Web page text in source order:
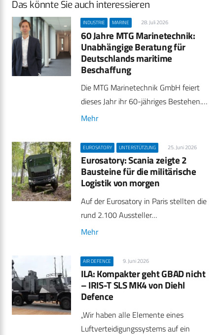
Das könnte Sie auch interessieren
INDUSTRIE MARINE 28. Juli 2026
60 Jahre MTG Marinetechnik:
Unabhängige Beratung für
Deutschlands maritime
Beschaffung
Die MTG Marinetechnik GmbH feiert
dieses Jahr ihr 60-jähriges Bestehen.…
Mehr
EUROSATORY UNTERSTÜTZUNG 25. Juni 2026
Eurosatory: Scania zeigte 2
Bausteine für die militärische
Logistik von morgen
Auf der Eurosatory in Paris stellten die
rund 2.100 Aussteller…
Mehr
AIR DEFENCE 9. Juni 2026
ILA: Kompakter geht GBAD nicht
– IRIS-T SLS MK4 von Diehl
Defence
„Wir haben alle Elemente eines
Luftverteidigungssystems auf ein